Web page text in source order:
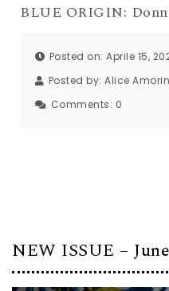
BLUE ORIGIN:
Posted on: Aprile 15,
Posted by: Alice
Comments: 0
NEW ISSUE –